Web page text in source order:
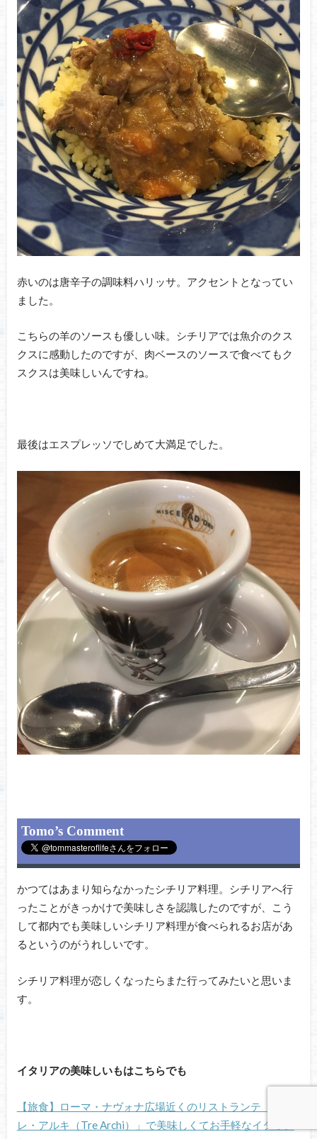
赤いのは唐辛子の調味料ハリッサ。アクセントとなってい
ました。
こちらの羊のソースも優しい味。シチリアでは魚介のクス
クスに感動したのですが、肉ベースのソースで食べてもク
スクスは美味しいんですね。
最後はエスプレッソでしめて大満足でした。
Tomo’s Comment
かつてはあまり知らなかったシチリア料理。シチリアへ行
ったことがきっかけで美味しさを認識したのですが、こう
して都内でも美味しいシチリア料理が食べられるお店があ
るというのがうれしいです。
シチリア料理が恋しくなったらまた行ってみたいと思いま
す。
イタリアの美味しいもはこちらでも
【旅食】ローマ・ナヴォナ広場近くのリストランテ「ト
レ・アルキ（Tre Archi）」で美味しくてお手軽なイタリア